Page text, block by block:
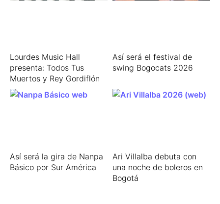
Lourdes Music Hall
presenta: Todos Tus
Muertos y Rey Gordiflón
Así será el festival de
swing Bogocats 2026
Así será la gira de Nanpa
Básico por Sur América
Ari Villalba debuta con
una noche de boleros en
Bogotá